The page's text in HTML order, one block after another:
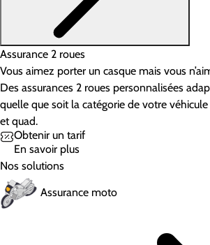
Assurance 2 roues
Vous aimez porter un casque mais vous
Des assurances 2 roues personnalisées
quelle que soit la catégorie de votre
et quad.
Obtenir un tarif
En savoir plus
Nos solutions
Assurance moto